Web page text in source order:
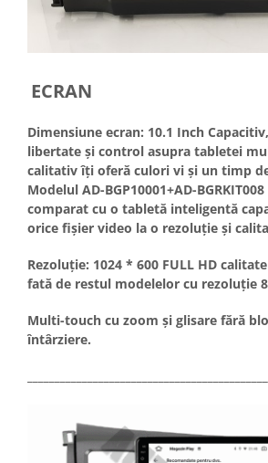
ECRAN
Dimensiune ecran: 10.1 Inch
libertate și control asupra tabletei
calitativ îți oferă culori vi și un timp
Modelul AD-BGP10001+AD-
comparat cu o tabletă inteligentă
orice fișier video la o rezoluție și
Rezoluție: 1024 * 600 FULL HD
fată de restul modelelor cu rezoluție
Multi-touch cu zoom și glisare fără
întârziere.